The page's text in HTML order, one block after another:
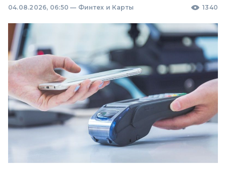
04.08.2026, 06:50 — Финтех и Карты 1340